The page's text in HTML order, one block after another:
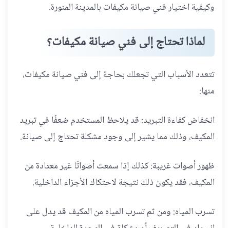
وكيفية اختيار فني صيانة مكيفات بالمدينة المنورة.
لماذا تحتاج إلى فني صيانة مكيفات؟
تتعدد الأسباب التي تجعلك بحاجة إلى فني صيانة مكيفات،
منها:
انخفاض كفاءة التبريد: قد يلاحظ المستخدم ضعفًا في تبريد
المكيف، وذلك مما يشير إلى وجود مشكلة تحتاج إلى صيانة.
ظهور أصوات غريبة: كذلك إذا سمعت أصواتًا غير معتادة من
المكيف، فقد يكون ذلك نتيجة لاحتكاك الأجزاء الداخلية.
تسرب المياه: ومن ثم تسرب المياه من المكيف قد يدل على